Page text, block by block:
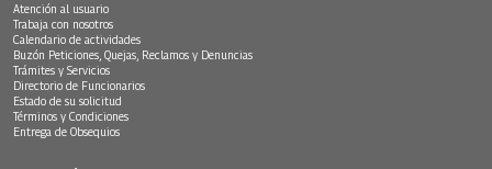
Atención al usuario
Trabaja con nosotros
Calendario de actividades
Buzón Peticiones, Quejas, Reclamos y Denuncias
Trámites y Servicios
Directorio de Funcionarios
Estado de su solicitud
Términos y Condiciones
Entrega de Obsequios